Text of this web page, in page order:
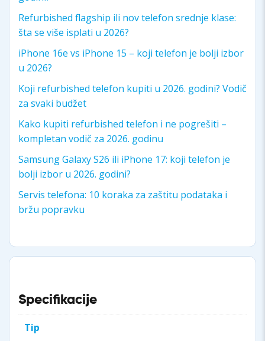
Refurbished flagship ili nov telefon srednje klase:
šta se više isplati u 2026?
iPhone 16e vs iPhone 15 – koji telefon je bolji izbor
u 2026?
Koji refurbished telefon kupiti u 2026. godini? Vodič
za svaki budžet
Kako kupiti refurbished telefon i ne pogrešiti –
kompletan vodič za 2026. godinu
Samsung Galaxy S26 ili iPhone 17: koji telefon je
bolji izbor u 2026. godini?
Servis telefona: 10 koraka za zaštitu podataka i
bržu popravku
Specifikacije
Tip